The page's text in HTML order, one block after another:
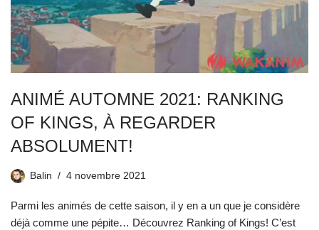
ANIMÉ AUTOMNE 2021: RANKING
OF KINGS, À REGARDER
ABSOLUMENT!
Balin 4 novembre 2021
Parmi les animés de cette saison, il y en a un que je considère
déjà comme une pépite… Découvrez Ranking of Kings! C’est